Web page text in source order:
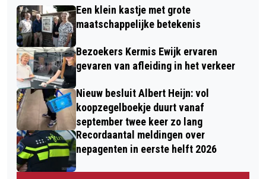
Een klein kastje met grote
maatschappelijke betekenis
Bezoekers Kermis Ewijk ervaren
gevaren van afleiding in het verkeer
Nieuw besluit Albert Heijn: vol
koopzegelboekje duurt vanaf
september twee keer zo lang
Recordaantal meldingen over
nepagenten in eerste helft 2026